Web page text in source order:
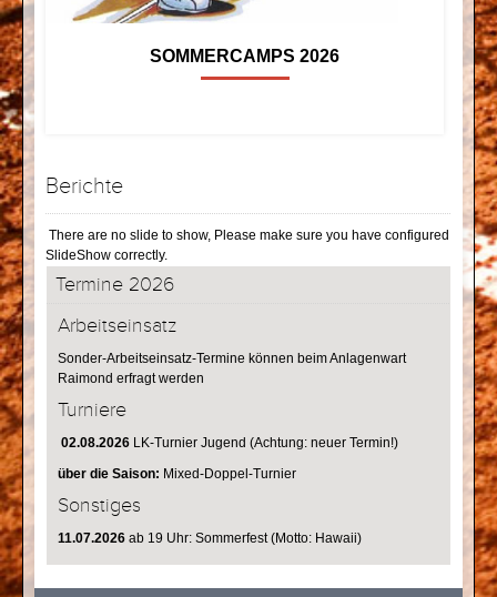
SOMMERCAMPS 2026
Berichte
There are no slide to show, Please make sure you have configured
SlideShow correctly.
Termine 2026
Arbeitseinsatz
Sonder-Arbeitseinsatz-Termine können beim Anlagenwart
Raimond erfragt werden
Turniere
02.08.2026 LK-Turnier Jugend (Achtung: neuer Termin!)
über die Saison: Mixed-Doppel-Turnier
Sonstiges
11.07.2026 ab 19 Uhr: Sommerfest (Motto: Hawaii)